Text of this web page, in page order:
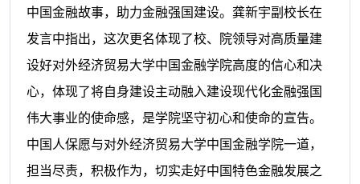
中国金融故事，助力金融强国建设。龚新宇副校长在
发言中指出，这次更名体现了校、院领导对高质量建
设好对外经济贸易大学中国金融学院高度的信心和决
心，体现了将自身建设主动融入建设现代化金融强国
伟大事业的使命感，是学院坚守初心和使命的宣告。
中国人保愿与对外经济贸易大学中国金融学院一道，
担当尽责，积极作为，切实走好中国特色金融发展之